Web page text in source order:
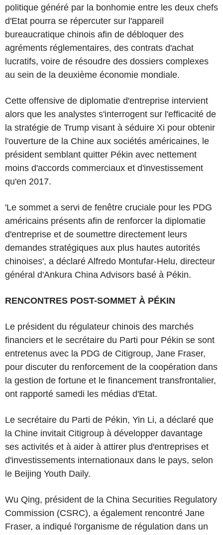
politique généré par la bonhomie entre les deux chefs
d'Etat pourra se répercuter sur l'appareil
bureaucratique chinois afin de débloquer des
agréments réglementaires, des contrats d'achat
lucratifs, voire de résoudre des dossiers complexes
au sein de la deuxième économie mondiale.
Cette offensive de diplomatie d'entreprise intervient
alors que les analystes s'interrogent sur l'efficacité de
la stratégie de Trump visant à séduire Xi pour obtenir
l'ouverture de la Chine aux sociétés américaines, le
président semblant quitter Pékin avec nettement
moins d'accords commerciaux et d'investissement
qu'en 2017.
'Le sommet a servi de fenêtre cruciale pour les PDG
américains présents afin de renforcer la diplomatie
d'entreprise et de soumettre directement leurs
demandes stratégiques aux plus hautes autorités
chinoises', a déclaré Alfredo Montufar-Helu, directeur
général d'Ankura China Advisors basé à Pékin.
RENCONTRES POST-SOMMET À PÉKIN
Le président du régulateur chinois des marchés
financiers et le secrétaire du Parti pour Pékin se sont
entretenus avec la PDG de Citigroup, Jane Fraser,
pour discuter du renforcement de la coopération dans
la gestion de fortune et le financement transfrontalier,
ont rapporté samedi les médias d'Etat.
Le secrétaire du Parti de Pékin, Yin Li, a déclaré que
la Chine invitait Citigroup à développer davantage
ses activités et à aider à attirer plus d'entreprises et
d'investissements internationaux dans le pays, selon
le Beijing Youth Daily.
Wu Qing, président de la China Securities Regulatory
Commission (CSRC), a également rencontré Jane
Fraser, a indiqué l'organisme de régulation dans un